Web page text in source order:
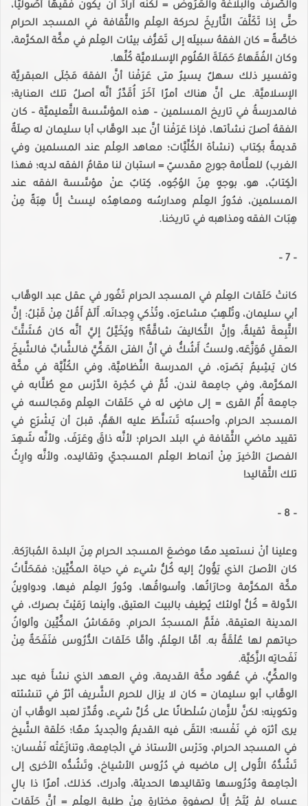
والصَّرف والبلاغة والعَرُوض = لكنَّه أرادَ أن يكون فقيهًا أُصُوليًّا،
حتَّى إذا تَكَلَّفَ التَّأريخَ لحركة العِلْم والثَّقافة في المسجد الحرام
خاصَّةً = كان الفقهُ سبيلَه إلى تَعَرُّف بيئات العِلْم في مكَّة المكرَّمة،
وكان الفُقَهاءُ حَمَلَةَ العُلُوم الإسلاميَّة كُلِّها.
وتفسير ذلك سهلٌ يسيرٌ متى عَرَفْنا أنَّ الفقهَ مَجْلَى العبقريَّة
الإسلاميَّة. على أنَّ هناك أمرًا آخَرَ أُقَدِّرُ أنَّه أصلُ تلك العناية؛
فالمدرسةُ في تاريخ المسلمين – هذه المؤسَّسة التَّعليميَّة – كان
الفقهُ أصلَ نشأتها، فإذا عَرَفْنا أنَّ عبد الوهَّاب أبا سليمان له صِلَةٌ
قديمةٌ بكِتاب (نشأة الكُلِّيَّات؛ معاهد العِلْم عند المسلمين وفي
الغرب) للعلَّامة جورج مقدسيّ = استبان لنا مقامُ الفقه لديه؛ فهذا
الْكِتابُ، هو، بوجهٍ مِنَ الوُجُوه، كِتابٌ عنْ مؤسَّسة الفقه عند
المسلمين، فدُورُ العِلْم ومدارسُه ومعاهِدُه ليستْ إلَّا هِبَةً مِنْ
هِبَات الفقه ومذاهبه في تاريخنا.
– 7 –
كانتْ حَلَقات العِلْم في المسجد الحرام تَغُور في عقل عبد الوهَّاب
أبي سليمان، وتُلْهِبُ مشاعرَه، وتُذْكي وِجدانَه. أَلَمْ أَقُلْ مِنْ قَبْلُ: إنَّ
التَّبِعةَ ثقيلةٌ، وإنَّ التَّكاليفَ شاقَّةٌ؟! ويُخَيَّلُ إليَّ أنَّه كان مُشَتَّتَ
العقلِ مُوَزَّعَه، ولستُ أَشُكُّ في أنَّ الفتى المَكِّيَّ فالشَّابَّ فالشَّيخَ
كان يَشِيمُ بَصَرَه، في المدرسة النِّظاميَّة، وفي الكُلِّيَّة في مكَّة
المكرَّمة، وفي جامِعة لندن، ثُمَّ في حُجْرة الدَّرْس مع طُلَّابه في
جامِعة أُمِّ القرى = إلى ماضٍ له في حَلَقات العِلْم ومَجالسه في
المسجد الحرام، وأحسبُه تَسَلَّطَ عليه الهَمُّ، قبلَ أن يَشْرَع في
تقييد ماضي الثَّقافة في البلد الحرام؛ لأنَّه ذاقَ وعَرَفَ، ولأنَّه شَهِدَ
الفصلَ الأخيرَ مِنْ أنماط العِلْم المسجديّ وتقاليده، ولأنَّه وارِثُ
تلك التَّقاليد!
– 8 –
وعلينا أنْ نستعيد معًا موضعَ المسجد الحرام مِنَ البلدة المُبارَكة.
كان الأصلَ الذي يَؤُولُ إليه كُلُّ شيء في حياة المكِّيِّين؛ فمَحَلَّاتُ
مكَّة المكرَّمة وحارَاتُها، وأسواقُها، ودُورُ العِلْم فيها، ودواوينُ
الدَّولة = كُلُّ أولئك يُطِيف بالبيت العتيق، وأينما رَمَيْتَ بصرك، في
المدينة العتيقة، فثَمَّ المسجدُ الحرام. ومَعَاشُ المكِّيِّين وألوانُ
حياتهم لها عُلْقَةٌ به. أمَّا العِلْمُ، وأمَّا حَلَقات الدُّرُوس فنَفَحَةٌ مِنْ
نَفَحاتِه الزَّكيَّة.
والمكِّيُّ، في عُهُود مكَّة القديمة، وفي العهد الذي نشأَ فيه عبد
الوهَّاب أبو سليمان = كان لا يزال للحرم الشَّريف أثرٌ في تنشئته
وتكوينه؛ لكنَّ للزَّمان سُلْطانًا على كُلِّ شيء، وقُدِّرَ لعبد الوهَّاب أن
يرى أثرَه في نَفْسه؛ التقَى فيه القديمُ والْجديدُ معًا؛ حَلْقة الشَّيخ
في المسجد الحرام، ودَرْس الأستاذ في الْجامِعة، وتنازَعَتْه نَفْسان؛
تَشُدُّهُ الأُولى إلى ماضيه في دُرُوس الأشياخ، وتَشُدُّه الأخرى إلى
الْجامِعة ودُرُوسها وتقاليدها الحديثة، وأدرك، كذلك، أمرًا ذا بالٍ
عساه لمْ يُتَحْ إلَّا لصفوةٍ مختارةٍ مِنْ طلبة العِلْم = أنَّ حَلَقات